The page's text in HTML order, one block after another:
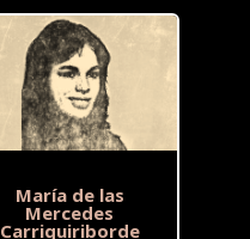
María de las
Mercedes
Carriquiriborde